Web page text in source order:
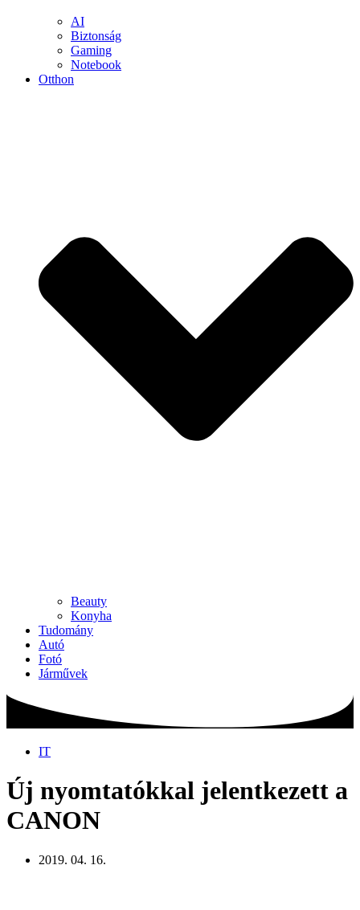
AI
Biztonság
Gaming
Notebook
Otthon
Beauty
Konyha
Tudomány
Autó
Fotó
Járművek
IT
Új nyomtatókkal jelentkezett a
CANON
2019. 04. 16.